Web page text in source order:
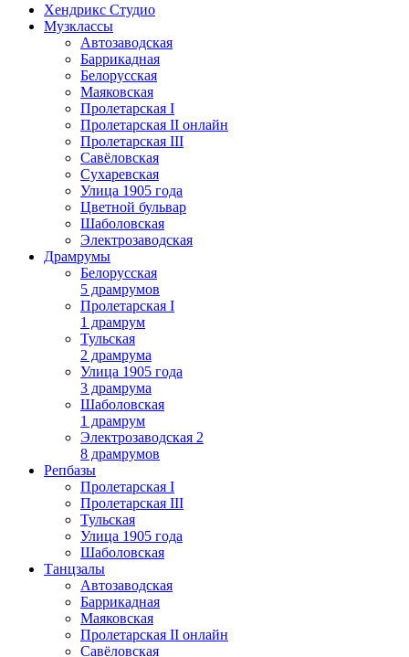
Хендрикс Студио
Музклассы
Автозаводская
Баррикадная
Белорусская
Маяковская
Пролетарская I
Пролетарская II онлайн
Пролетарская III
Савёловская
Сухаревская
Улица 1905 года
Цветной бульвар
Шаболовская
Электрозаводская
Драмрумы
Белорусская
5 драмрумов
Пролетарская I
1 драмрум
Тульская
2 драмрума
Улица 1905 года
3 драмрума
Шаболовская
1 драмрум
Электрозаводская 2
8 драмрумов
Репбазы
Пролетарская I
Пролетарская III
Тульская
Улица 1905 года
Шаболовская
Танцзалы
Автозаводская
Баррикадная
Маяковская
Пролетарская II онлайн
Савёловская